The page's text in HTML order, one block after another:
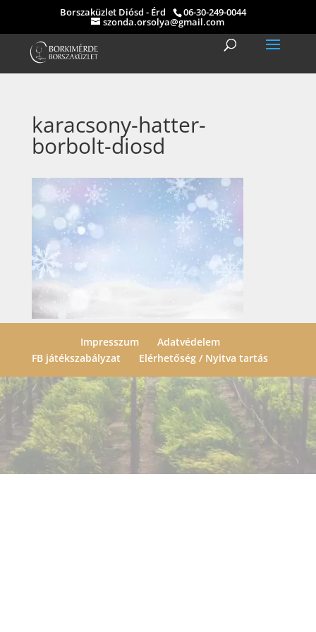
Borszaküzlet Diósd - Érd 06-30-249-0044
szonda.orsolya@gmail.com
karacsony-hatter-
borbolt-diosd
Impresszum
Adatvédelem
FB játékszabályzat
Elérhetőség / Nyitva tartás